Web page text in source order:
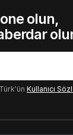
olun,
Kullanıcı